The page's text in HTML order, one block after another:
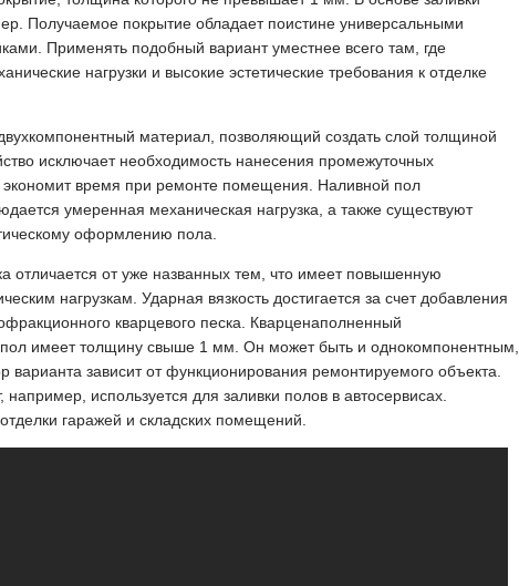
Получаемое покрытие обладает поистине универсальными
Применять подобный вариант уместнее всего там, где
нагрузки и высокие эстетические требования к отделке
материал, позволяющий создать слой толщиной
исключает необходимость нанесения промежуточных
экономит время при ремонте помещения. Наливной пол
умеренная механическая нагрузка, а также существуют
оформлению пола.
отличается от уже названных тем, что имеет повышенную
нагрузкам. Ударная вязкость достигается за счет добавления
кварцевого песка. Кварценаполненный
имеет толщину свыше 1 мм. Он может быть и однокомпонентным,
варианта зависит от функционирования ремонтируемого объекта.
используется для заливки полов в автосервисах.
гаражей и складских помещений.